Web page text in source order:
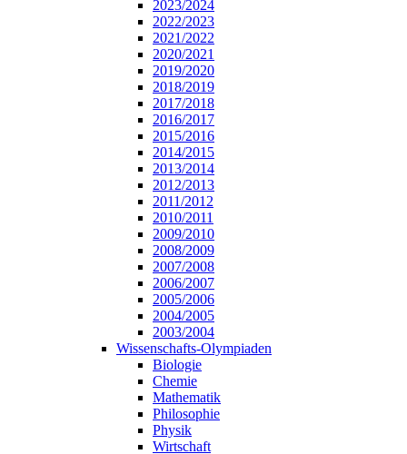
2023/2024
2022/2023
2021/2022
2020/2021
2019/2020
2018/2019
2017/2018
2016/2017
2015/2016
2014/2015
2013/2014
2012/2013
2011/2012
2010/2011
2009/2010
2008/2009
2007/2008
2006/2007
2005/2006
2004/2005
2003/2004
Wissenschafts-Olympiaden
Biologie
Chemie
Mathematik
Philosophie
Physik
Wirtschaft